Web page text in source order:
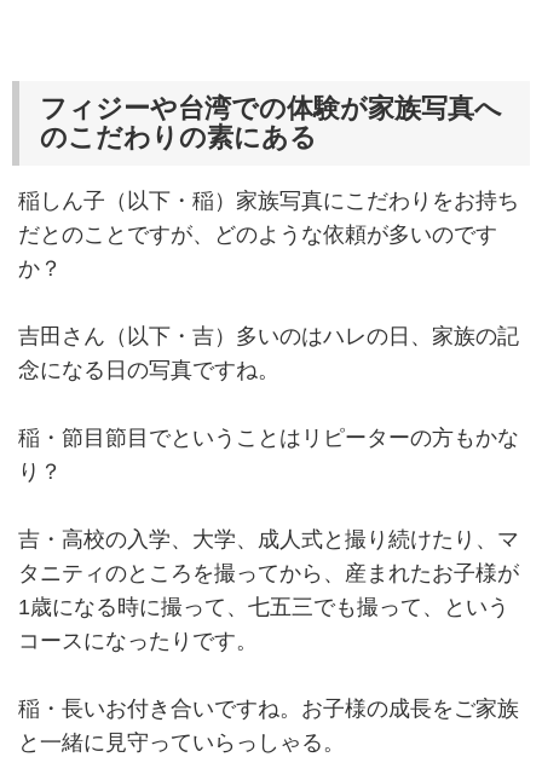
フィジーや台湾での体験が家族写真へ
のこだわりの素にある
稲しん子（以下・稲）家族写真にこだわりをお持ち
だとのことですが、どのような依頼が多いのです
か？
吉田さん（以下・吉）多いのはハレの日、家族の記
念になる日の写真ですね。
稲・節目節目でということはリピーターの方もかな
り？
吉・高校の入学、大学、成人式と撮り続けたり、マ
タニティのところを撮ってから、産まれたお子様が
1歳になる時に撮って、七五三でも撮って、という
コースになったりです。
稲・長いお付き合いですね。お子様の成長をご家族
と一緒に見守っていらっしゃる。